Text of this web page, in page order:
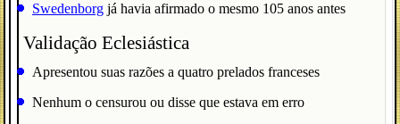
Swedenborg já havia afirmado o mesmo 105 anos antes
Validação Eclesiástica
Apresentou suas razões a quatro prelados franceses
Nenhum o censurou ou disse que estava em erro